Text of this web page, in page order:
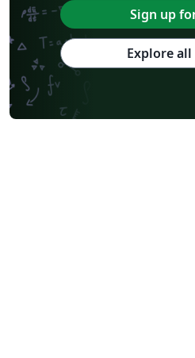
Sign up
Explore